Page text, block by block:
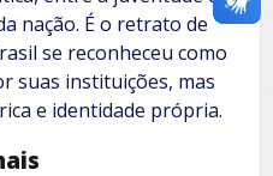
nação. É o retrato de
se reconheceu como
suas instituições, mas
e identidade própria.